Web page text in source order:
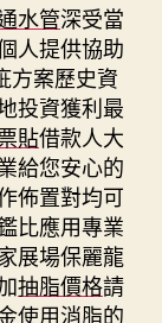
水管深受當
人提供協助
方案歷史資
投資獲利最
貼借款人大
給您安心的
佈置對均可
比應用專業
展場保麗龍
抽脂價格請
使用消脂的